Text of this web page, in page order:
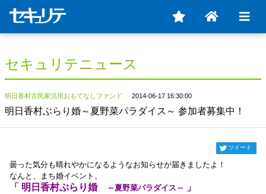
セキュリテニュース
明日香村古民家活用おもてなしファンド 2014-06-17 16:30:00
明日香村ぶらり婚～夏野菜パラダイス～ 参加者募集中！
ツイート
曇った気分も晴れやかになるようなお知らせが届きましたよ！
なんと、まち婚イベント。
「 明日香村ぶらり婚 ～夏野菜パラダイス～ 」